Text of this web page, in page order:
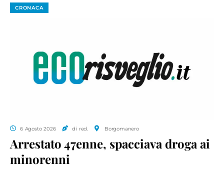
CRONACA
6 Agosto 2026 di red. Borgomanero
Arrestato 47enne, spacciava droga ai
minorenni